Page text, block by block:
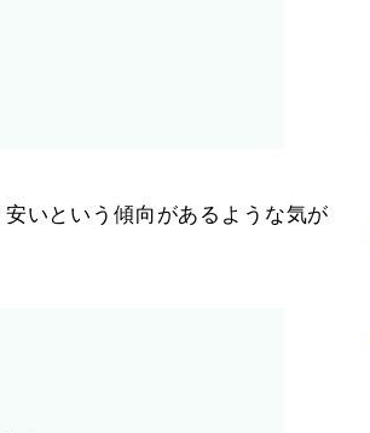
いという傾向があるような気が